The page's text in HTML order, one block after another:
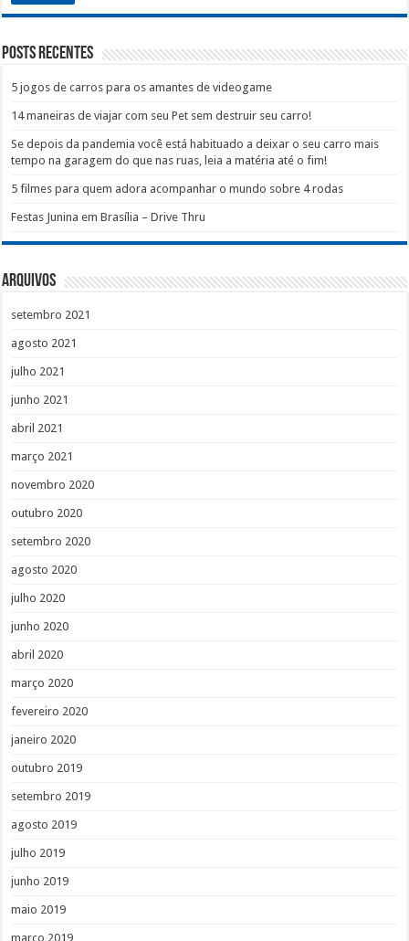
Posts recentes
5 jogos de carros para os amantes de videogame
14 maneiras de viajar com seu Pet sem destruir seu carro!
Se depois da pandemia você está habituado a deixar o seu carro mais
tempo na garagem do que nas ruas, leia a matéria até o fim!
5 filmes para quem adora acompanhar o mundo sobre 4 rodas
Festas Junina em Brasília – Drive Thru
Arquivos
setembro 2021
agosto 2021
julho 2021
junho 2021
abril 2021
março 2021
novembro 2020
outubro 2020
setembro 2020
agosto 2020
julho 2020
junho 2020
abril 2020
março 2020
fevereiro 2020
janeiro 2020
outubro 2019
setembro 2019
agosto 2019
julho 2019
junho 2019
maio 2019
março 2019